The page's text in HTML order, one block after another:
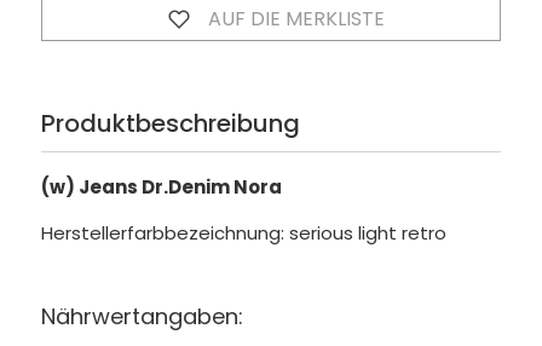
AUF DIE MERKLISTE
Produktbeschreibung
(w) Jeans Dr.Denim Nora
Herstellerfarbbezeichnung: serious light retro
Nährwertangaben: